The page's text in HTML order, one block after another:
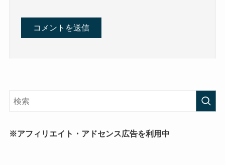
※アフィリエイト・アドセンス広告を利用中